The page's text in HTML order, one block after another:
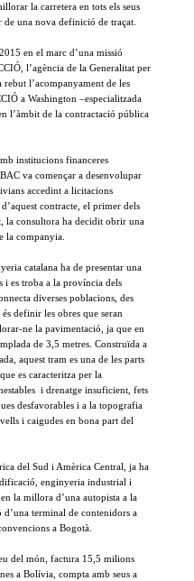
la carretera en tots els seus
de una nova definició de traçat.
en el marc d’una missió
l’agència de la Generalitat per
l’acompanyament de les
a Washington –especialitzada
l’àmbit de la contractació pública
institucions financeres
va començar a desenvolupar
accedint a licitacions
contracte, el primer dels
la consultora ha decidit obrir una
la companyia.
catalana ha de presentar una
i es troba a la província dels
diverses poblacions, des
definir les obres que seran
ne la pavimentació, ja que en
de 3,5 metres. Construïda a
aquest tram es una de les parts
, que es caracteritza per la
i drenatge insuficient, fets
desfavorables i a la topografia
i caigudes en bona part del
del Sud i Amèrica Central, ja ha
enginyeria industrial i
la millora d’una autopista a la
terminal de contenidors a
a Bogotà.
del món, factura 15,5 milions
a Bolívia, compta amb seus a